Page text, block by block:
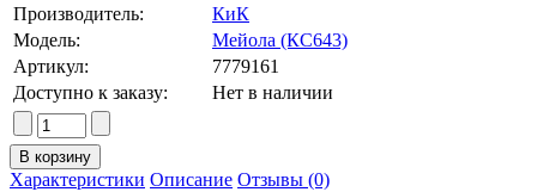
Производитель:
КиК
Модель:
Мейола (КС643)
Артикул:
7779161
Доступно к заказу:
Нет в наличии
Характеристики Описание Отзывы (0)